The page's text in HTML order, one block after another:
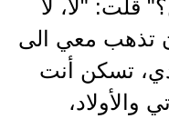
قلت: "لا، لا
تذهب معي الى
تسكن أنت